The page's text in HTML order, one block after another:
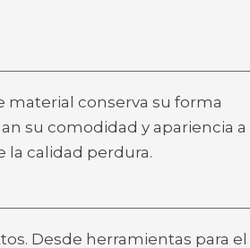
material conserva su forma
su comodidad y apariencia a
la calidad perdura.
Desde herramientas para el